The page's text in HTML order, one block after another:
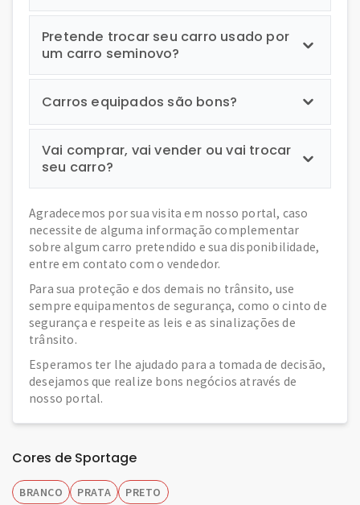
Pretende trocar seu carro usado por
um carro seminovo?
Carros equipados são bons?
Vai comprar, vai vender ou vai trocar
seu carro?
Agradecemos por sua visita em nosso portal, caso
necessite de alguma informação complementar
sobre algum carro pretendido e sua disponibilidade,
entre em contato com o vendedor.
Para sua proteção e dos demais no trânsito, use
sempre equipamentos de segurança, como o cinto de
segurança e respeite as leis e as sinalizações de
trânsito.
Esperamos ter lhe ajudado para a tomada de decisão,
desejamos que realize bons negócios através de
nosso portal.
Cores de Sportage
BRANCO PRATA PRETO